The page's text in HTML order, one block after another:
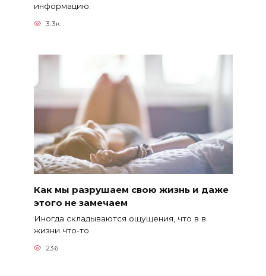
информацию.
3.3к.
Как мы разрушаем свою жизнь и даже
этого не замечаем
Иногда складываются ощущения, что в в
жизни что-то
236